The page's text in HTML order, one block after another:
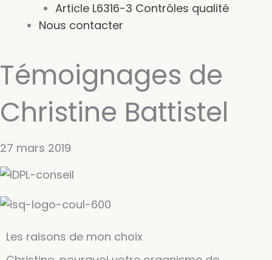
Article L6316-3 Contrôles qualité
Nous contacter
Témoignages de
Christine Battistel
27 mars 2019
Les raisons de mon choix